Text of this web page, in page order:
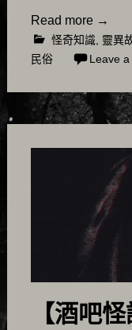
Read more →
怪奇知識 靈異
民俗
Leave
【酒吧